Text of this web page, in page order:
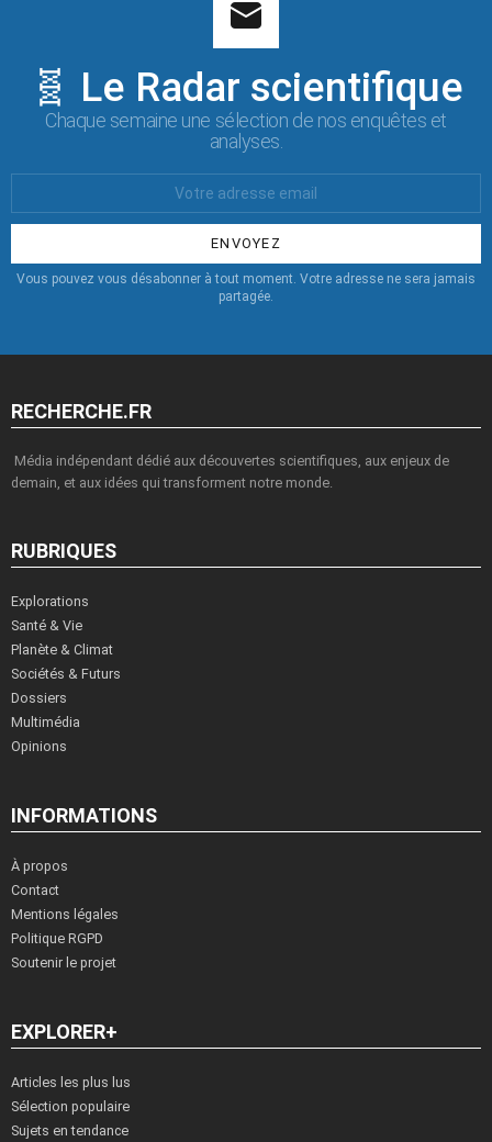
🧬 Le Radar scientifique
Chaque semaine une sélection de nos enquêtes et
analyses.
:
Vous pouvez vous désabonner à tout moment. Votre adresse ne sera jamais
partagée.
RECHERCHE.FR
Média indépendant dédié aux découvertes scientifiques, aux enjeux de
demain, et aux idées qui transforment notre monde.
RUBRIQUES
Explorations
Santé & Vie
Planète & Climat
Sociétés & Futurs
Dossiers
Multimédia
Opinions
INFORMATIONS
À propos
Contact
Mentions légales
Politique RGPD
Soutenir le projet
EXPLORER+
Articles les plus lus
Sélection populaire
Sujets en tendance